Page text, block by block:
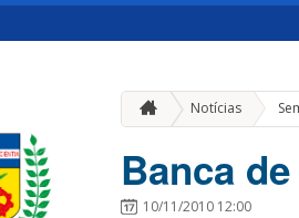
Notícias
Banca
10/11/2010 12:00